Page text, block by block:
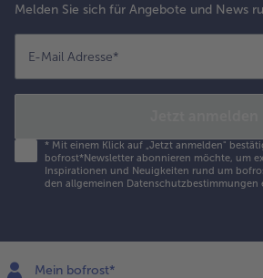
Melden Sie sich für Angebote und News
E-Mail Adresse*
* Mit einem Klick auf „Jetzt anmelden"
bofrost*Newsletter abonnieren möchte, um
Inspirationen und Neuigkeiten rund um
den allgemeinen Datenschutzbestimmungen
Mein bofrost*